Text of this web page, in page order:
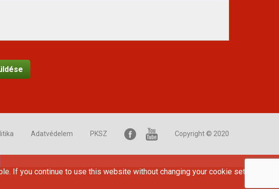
Adatvédelem PKSZ Copyright © 2020
If you continue to use this website without changing your cookie settings or